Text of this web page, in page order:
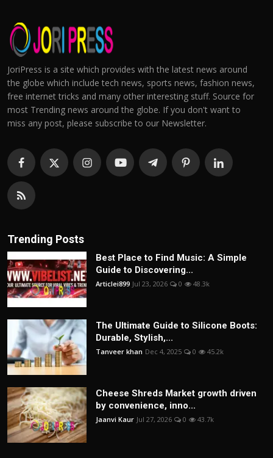
JoriPress is a site which provides with the latest news around
the globe which include tech news, sports news, fashion news,
free internet tricks and many other interesting stuff. Source for
most Trending news around the globe. If you don't want to
miss any post, please subscribe to our Newsletter.
Trending Posts
Best Place to Find Music: A Simple
Guide to Discovering...
Articlei899 Jul 23, 2026 0 48.3k
The Ultimate Guide to Silicone Boots:
Durable, Stylish,...
Tanveer khan Dec 4, 2025 0 45.2k
Cheese Shreds Market growth driven
by convenience, inno...
Jaanvi Kaur Jul 27, 2026 0 43.7k